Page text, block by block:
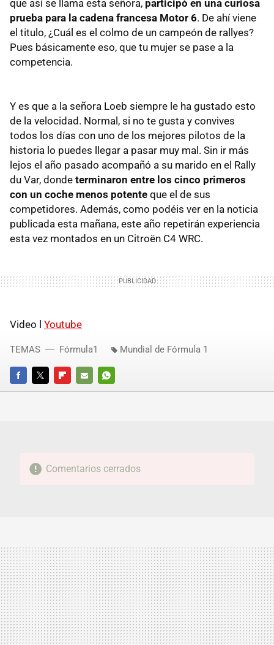
que así se llama esta señora, participó en una curiosa
prueba para la cadena francesa Motor 6. De ahí viene
el titulo, ¿Cuál es el colmo de un campeón de rallyes?
Pues básicamente eso, que tu mujer se pase a la
competencia.
Y es que a la señora Loeb siempre le ha gustado esto
de la velocidad. Normal, si no te gusta y convives
todos los días con uno de los mejores pilotos de la
historia lo puedes llegar a pasar muy mal. Sin ir más
lejos el año pasado acompañó a su marido en el Rally
du Var, donde terminaron entre los cinco primeros
con un coche menos potente que el de sus
competidores. Además, como podéis ver en la noticia
publicada esta mañana, este año repetirán experiencia
esta vez montados en un Citroën C4 WRC.
Video l Youtube
FACEBOOKTWITTERFLIPBOARD
E-
WHATSAPP
TEMAS Fórmula1 Mundial de Fórmula 1
Comentarios cerrados